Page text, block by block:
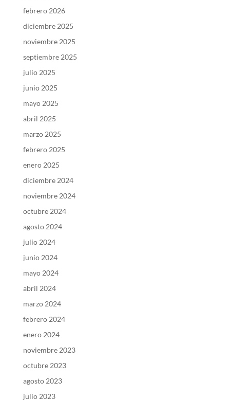
febrero 2026
diciembre 2025
noviembre 2025
septiembre 2025
julio 2025
junio 2025
mayo 2025
abril 2025
marzo 2025
febrero 2025
enero 2025
diciembre 2024
noviembre 2024
octubre 2024
agosto 2024
julio 2024
junio 2024
mayo 2024
abril 2024
marzo 2024
febrero 2024
enero 2024
noviembre 2023
octubre 2023
agosto 2023
julio 2023